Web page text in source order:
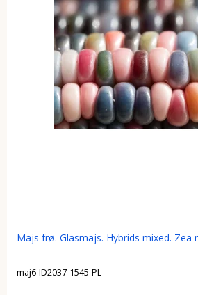
Majs frø. Glasmajs. Hybrids mixed. Zea
maj6-ID2037-1545-PL